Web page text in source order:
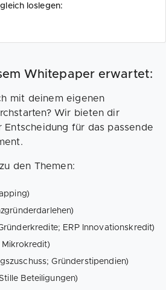
loslegen:
Whitepaper erwartet:
mit deinem eigenen
Wir bieten dir
für das passende
den Themen:
ERP Innovationskredit)
Mikrokredit)
Gründerstipendien)
Beteiligungen)